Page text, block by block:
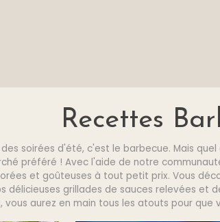
Recettes
soirées d'été, c'est le barbecue. Mais
préféré ! Avec l'aide de notre
et goûteuses à tout petit prix. Vous
délicieuses grillades de sauces relevées et
vous aurez en main tous les atouts pour